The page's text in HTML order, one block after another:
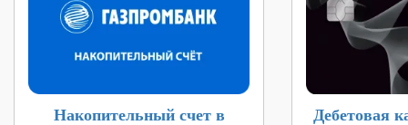
Накопительный счет в
Дебетовая